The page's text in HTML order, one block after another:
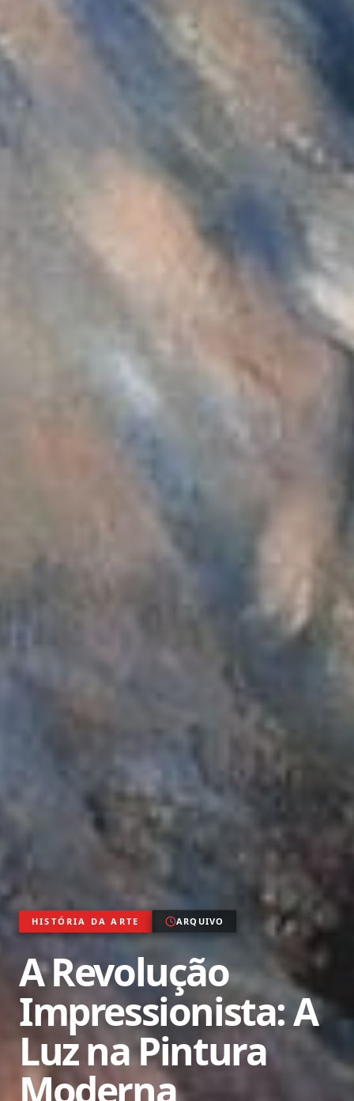
HISTÓRIA DA ARTE ARQUIVO
A Revolução
Impressionista: A
Luz na Pintura
Moderna